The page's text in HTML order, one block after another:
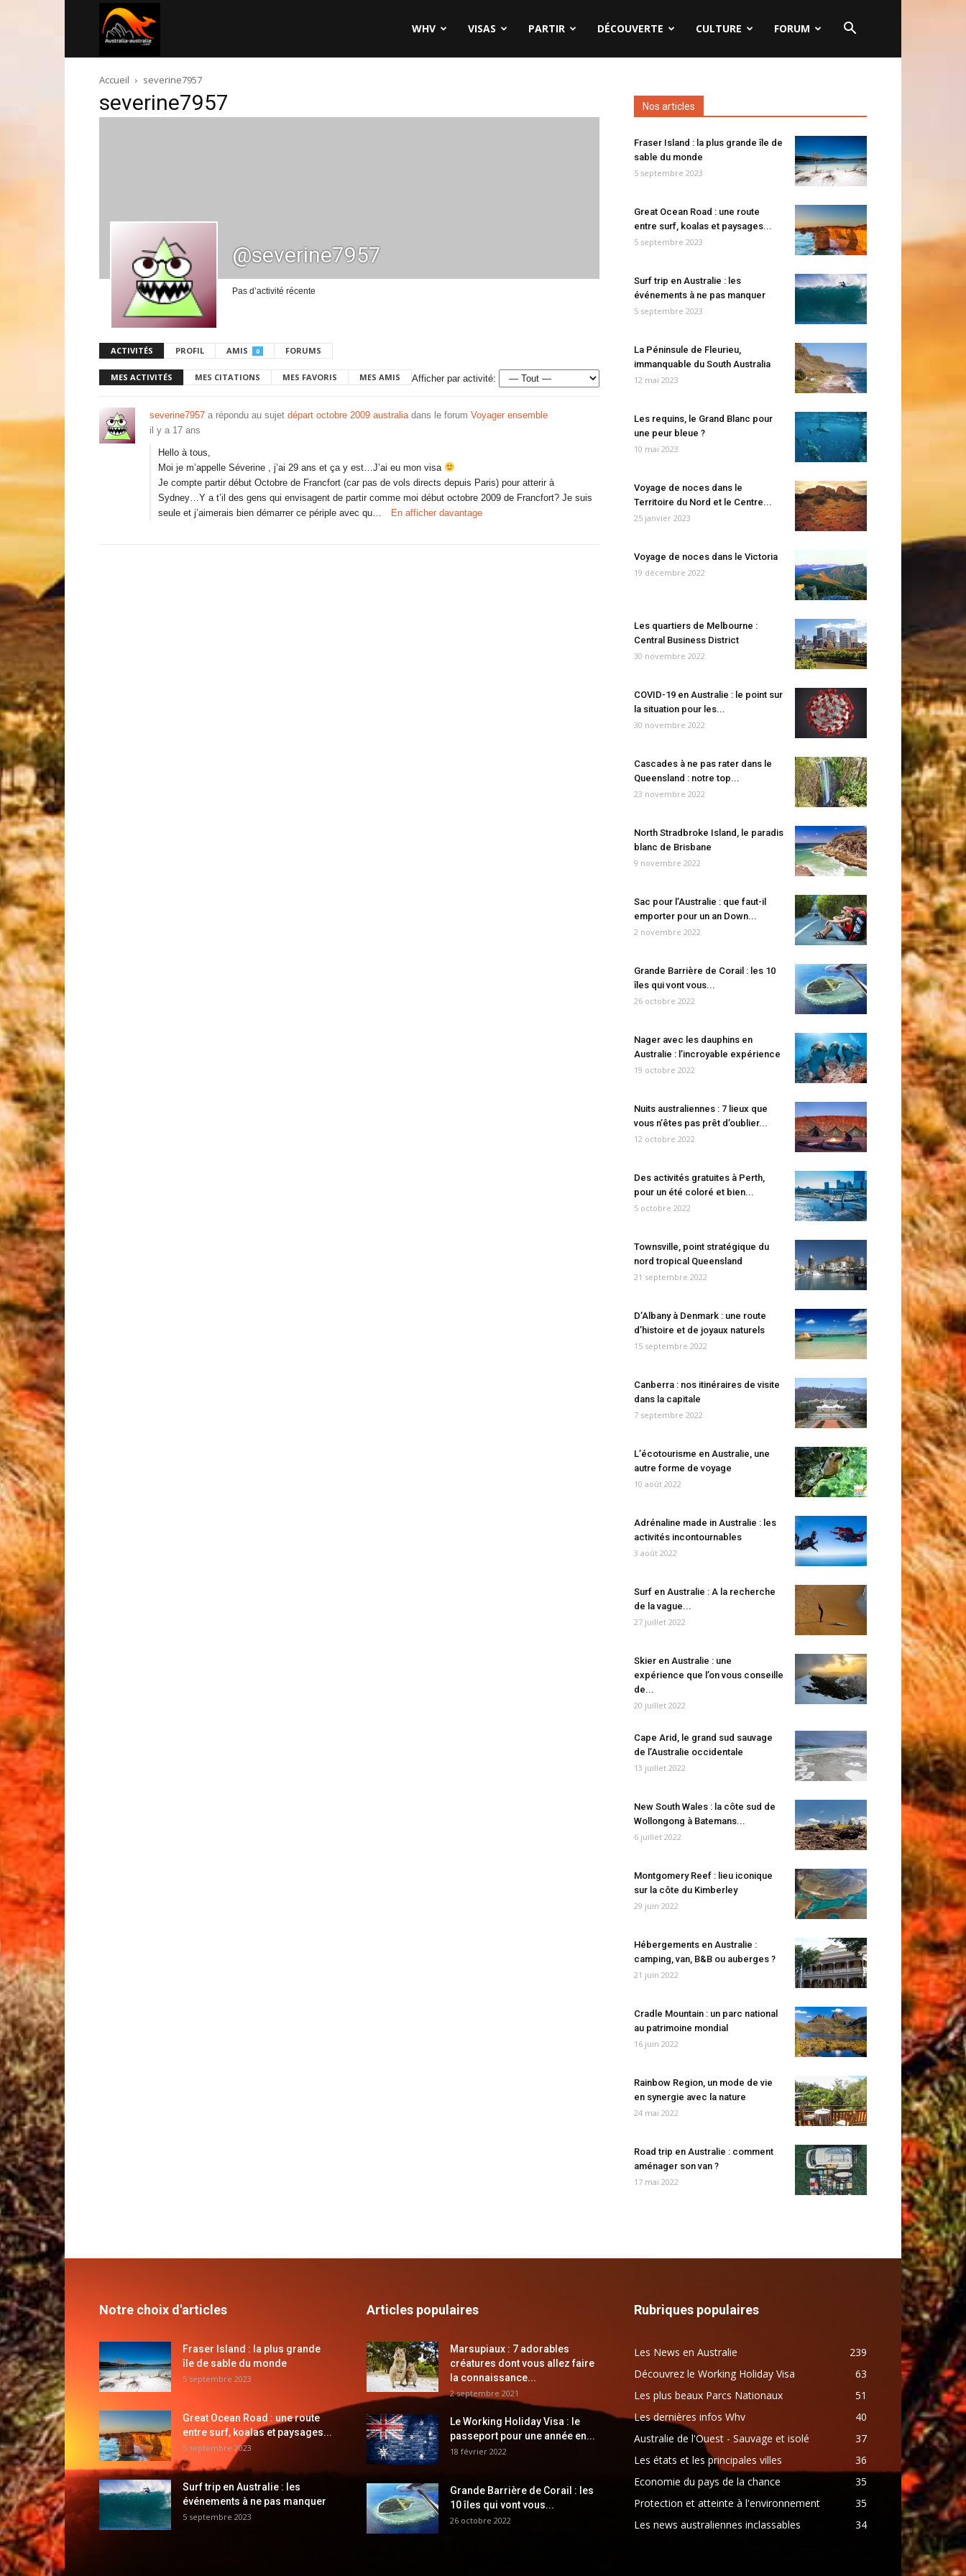
australie.com
WHV VISAS PARTIR DÉCOUVERTE CULTURE FORUM
Accueil severine7957
severine7957
@severine7957
Pas d’activité récente
ACTIVITÉS PROFIL AMIS 0 FORUMS
MES ACTIVITÉS MES CITATIONS MES FAVORIS MES AMIS Afficher par activité:
severine7957 a répondu au sujet départ octobre 2009 australiadans le forum Voyager ensemble
il y a 17 ans
Hello à tous,
Moi je m’appelle Séverine , j’ai 29 ans et ça y est…J’ai eu mon visa
Je compte partir début Octobre de Francfort (car pas de vols directs depuis Paris) pour atterir à
Sydney…Y a t’il des gens qui envisagent de partir comme moi début octobre 2009 de Francfort? Je suis
seule et j’aimerais bien démarrer ce périple avec qu…
En afficher davantage
Nos articles
Fraser Island : la plus grande île de
sable du monde
5 septembre 2023
Great Ocean Road : une route
entre surf, koalas et paysages...
5 septembre 2023
Surf trip en Australie : les
événements à ne pas manquer
5 septembre 2023
La Péninsule de Fleurieu,
immanquable du South Australia
12 mai 2023
Les requins, le Grand Blanc pour
une peur bleue ?
10 mai 2023
Voyage de noces dans le
Territoire du Nord et le Centre...
25 janvier 2023
Voyage de noces dans le Victoria
19 décembre 2022
Les quartiers de Melbourne :
Central Business District
30 novembre 2022
COVID-19 en Australie : le point sur
la situation pour les...
30 novembre 2022
Cascades à ne pas rater dans le
Queensland : notre top...
23 novembre 2022
North Stradbroke Island, le paradis
blanc de Brisbane
9 novembre 2022
Sac pour l’Australie : que faut-il
emporter pour un an Down...
2 novembre 2022
Grande Barrière de Corail : les 10
îles qui vont vous...
26 octobre 2022
Nager avec les dauphins en
Australie : l’incroyable expérience
19 octobre 2022
Nuits australiennes : 7 lieux que
vous n’êtes pas prêt d’oublier...
12 octobre 2022
Des activités gratuites à Perth,
pour un été coloré et bien...
5 octobre 2022
Townsville, point stratégique du
nord tropical Queensland
21 septembre 2022
D’Albany à Denmark : une route
d’histoire et de joyaux naturels
15 septembre 2022
Canberra : nos itinéraires de visite
dans la capitale
7 septembre 2022
L’écotourisme en Australie, une
autre forme de voyage
10 août 2022
Adrénaline made in Australie : les
activités incontournables
3 août 2022
Surf en Australie : A la recherche
de la vague...
27 juillet 2022
Skier en Australie : une
expérience que l’on vous conseille
de...
20 juillet 2022
Cape Arid, le grand sud sauvage
de l’Australie occidentale
13 juillet 2022
New South Wales : la côte sud de
Wollongong à Batemans...
6 juillet 2022
Montgomery Reef : lieu iconique
sur la côte du Kimberley
29 juin 2022
Hébergements en Australie :
camping, van, B&B ou auberges ?
21 juin 2022
Cradle Mountain : un parc national
au patrimoine mondial
16 juin 2022
Rainbow Region, un mode de vie
en synergie avec la nature
24 mai 2022
Road trip en Australie : comment
aménager son van ?
17 mai 2022
Notre choix d'articles
Fraser Island : la plus grande
île de sable du monde
5 septembre 2023
Great Ocean Road : une route
entre surf, koalas et paysages...
5 septembre 2023
Surf trip en Australie : les
événements à ne pas manquer
5 septembre 2023
Articles populaires
Marsupiaux : 7 adorables
créatures dont vous allez faire
la connaissance...
2 septembre 2021
Le Working Holiday Visa : le
passeport pour une année en...
18 février 2022
Grande Barrière de Corail : les
10 îles qui vont vous...
26 octobre 2022
Rubriques populaires
Les News en Australie
239
Découvrez le Working Holiday Visa
63
Les plus beaux Parcs Nationaux
51
Les dernières infos Whv
40
Australie de l'Ouest - Sauvage et isolé
37
Les états et les principales villes
36
Economie du pays de la chance
35
Protection et atteinte à l'environnement
35
Les news australiennes inclassables
34